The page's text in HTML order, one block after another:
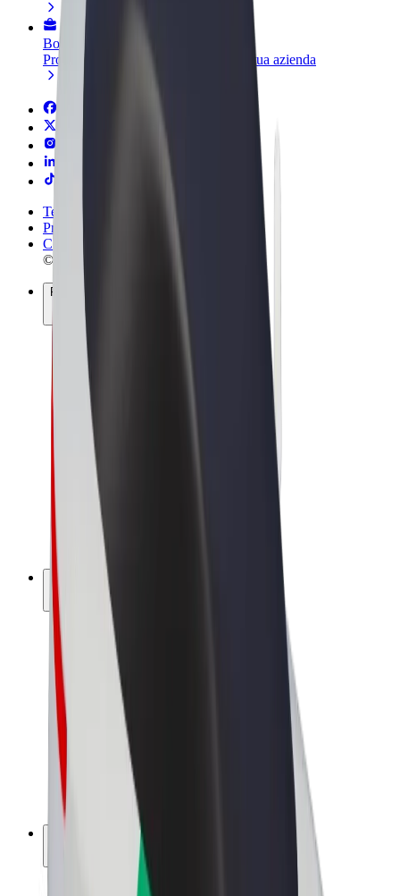
Bolt per le aziende
Prodotti e servizi Bolt scalabili per la tua azienda
Termini e condizioni
Privacy
Cookies
© 2026 Bolt Technology OÜ
Prodotti
Corse
Monopattini
Bolt Market
Bolt Food
Bolt Drive
Bolt per le aziende
Bicicletta elettrica
Bolt Plus
Collabora con Bolt
Autisti
Ricavi autista
Corriere
Ricavi corriere
Esercenti Bolt Food
Lavora con noi